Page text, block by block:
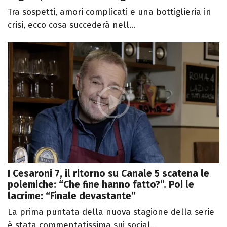
Tra sospetti, amori complicati e una bottiglieria in
crisi, ecco cosa succederà nell...
I Cesaroni 7, il ritorno su Canale 5 scatena le
polemiche: “Che fine hanno fatto?”. Poi le
lacrime: “Finale devastante”
La prima puntata della nuova stagione della serie